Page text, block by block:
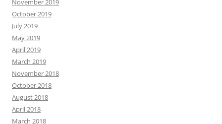
November 2019
October 2019
July 2019
May 2019
April 2019
March 2019
November 2018
October 2018
August 2018
April 2018
March 2018